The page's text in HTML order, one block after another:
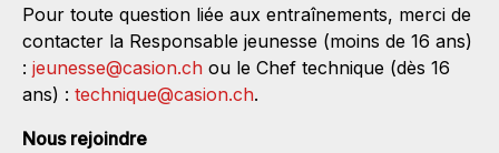
Pour toute question liée aux entraînements, merci de
contacter la Responsable jeunesse (moins de 16 ans)
: jeunesse@casion.ch ou le Chef technique (dès 16
ans) : technique@casion.ch.
Nous rejoindre